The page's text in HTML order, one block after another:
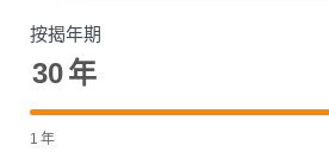
按揭年期
30年
1 年